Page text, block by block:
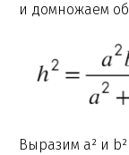
и домножаем
Выразим a² и